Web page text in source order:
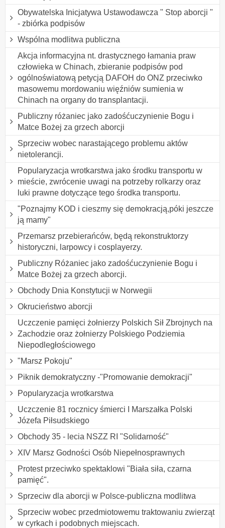
Obywatelska Inicjatywa Ustawodawcza " Stop aborcji "
- zbiórka podpisów
Wspólna modlitwa publiczna
Akcja informacyjna nt. drastycznego łamania praw
człowieka w Chinach, zbieranie podpisów pod
ogólnoświatową petycją DAFOH do ONZ przeciwko
masowemu mordowaniu więźniów sumienia w
Chinach na organy do transplantacji.
Publiczny różaniec jako zadośćuczynienie Bogu i
Matce Bożej za grzech aborcji
Sprzeciw wobec narastającego problemu aktów
nietolerancji.
Popularyzacja wrotkarstwa jako środku transportu w
mieście, zwrócenie uwagi na potrzeby rolkarzy oraz
luki prawne dotyczące tego środka transportu.
"Poznajmy KOD i cieszmy się demokracją,póki jeszcze
ją mamy"
Przemarsz przebierańców, będą rekonstruktorzy
historyczni, larpowcy i cosplayerzy.
Publiczny Różaniec jako zadośćuczynienie Bogu i
Matce Bożej za grzech aborcji.
Obchody Dnia Konstytucji w Norwegii
Okrucieństwo aborcji
Uczczenie pamięci żołnierzy Polskich Sił Zbrojnych na
Zachodzie oraz żołnierzy Polskiego Podziemia
Niepodległościowego
"Marsz Pokoju"
Piknik demokratyczny -"Promowanie demokracji"
Popularyzacja wrotkarstwa
Uczczenie 81 rocznicy śmierci I Marszałka Polski
Józefa Piłsudskiego
Obchody 35 - lecia NSZZ RI "Solidarność"
XIV Marsz Godności Osób Niepełnosprawnych
Protest przeciwko spektaklowi "Biała siła, czarna
pamięć".
Sprzeciw dla aborcji w Polsce-publiczna modlitwa
Sprzeciw wobec przedmiotowemu traktowaniu zwierząt
w cyrkach i podobnych miejscach.